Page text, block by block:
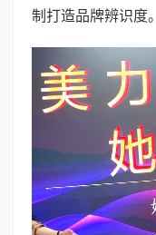
制打造品牌辨识度。